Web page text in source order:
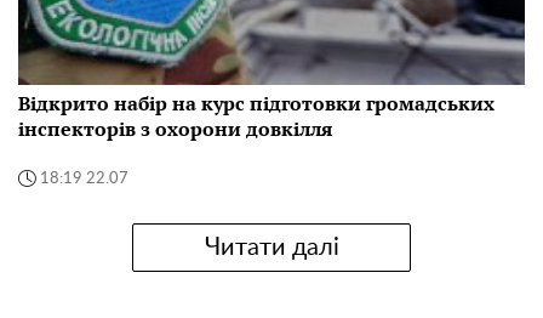
Відкрито набір на курс підготовки громадських
інспекторів з охорони довкілля
18:19 22.07
Читати далі